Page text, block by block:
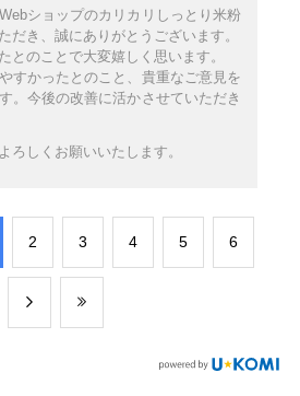
ショップのカリカリしっとり米粉
だき、誠にありがとうございます。
とのことで大変嬉しく思います。
すかったとのこと、貴重なご意見を
。今後の改善に活かさせていただき
ろしくお願いいたします。
​2 ​3 ​4 ​5 ​6